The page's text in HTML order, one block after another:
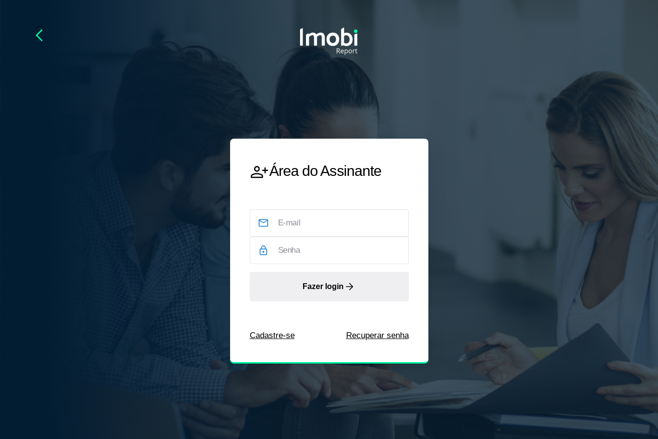
Área do Assinante
Fazer login
Cadastre-se Recuperar senha